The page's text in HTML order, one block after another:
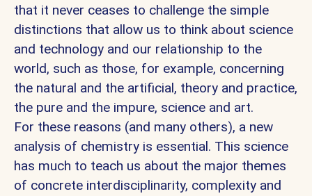
that it never ceases to challenge the simple
distinctions that allow us to think about science
and technology and our relationship to the
world, such as those, for example, concerning
the natural and the artificial, theory and practice,
the pure and the impure, science and art.
For these reasons (and many others), a new
analysis of chemistry is essential. This science
has much to teach us about the major themes
of concrete interdisciplinarity, complexity and